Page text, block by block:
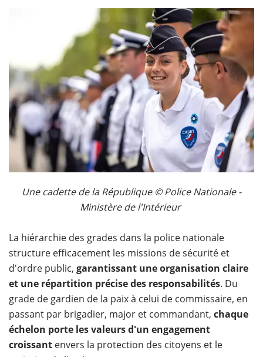
Une cadette de la République ©Police Nationale -
Ministère de l'Intérieur
​La hiérarchie des grades dans la police nationale
structure efficacement les missions de sécurité et
d'ordre public, garantissant une organisation claire
et une répartition précise des responsabilités. Du
grade de gardien de la paix à celui de commissaire, en
passant par brigadier, major et commandant, chaque
échelon porte les valeurs d'un engagement
croissant envers la protection des citoyens et le